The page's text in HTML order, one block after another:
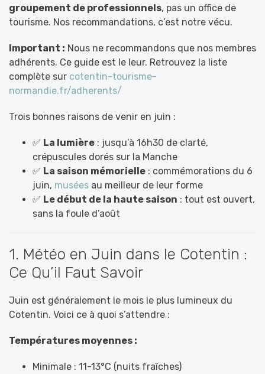
groupement de professionnels, pas un office de
tourisme. Nos recommandations, c’est notre vécu.
Important : Nous ne recommandons que nos membres
adhérents. Ce guide est le leur. Retrouvez la liste
complète sur cotentin-tourisme-
normandie.fr/adherents/
Trois bonnes raisons de venir en juin :
✅ La lumière : jusqu’à 16h30 de clarté,
crépuscules dorés sur la Manche
✅ La saison mémorielle : commémorations du 6
juin, musées au meilleur de leur forme
✅ Le début de la haute saison : tout est ouvert,
sans la foule d’août
1. Météo en Juin dans le Cotentin :
Ce Qu’il Faut Savoir
Juin est généralement le mois le plus lumineux du
Cotentin. Voici ce à quoi s’attendre :
Températures moyennes :
Minimale : 11-13°C (nuits fraîches)